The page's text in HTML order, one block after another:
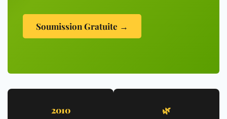
Soumission Gratuite →
2010
🌿